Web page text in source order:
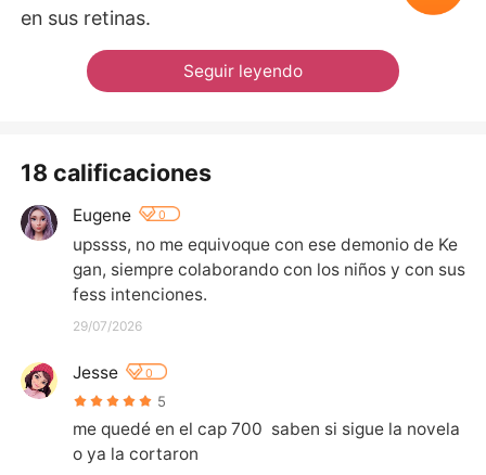
en sus retinas.
Seguir leyendo
18 calificaciones
Eugene 0
upssss, no me equivoque con ese demonio de Ke
gan, siempre colaborando con los niños y con sus
fess intenciones.
29/07/2026
Jesse 0
5
me quedé en el cap 700  saben si sigue la novela
o ya la cortaron